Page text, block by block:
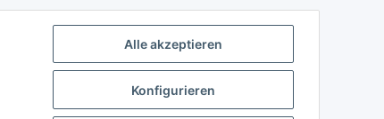
Alle akzeptieren
Konfigurieren